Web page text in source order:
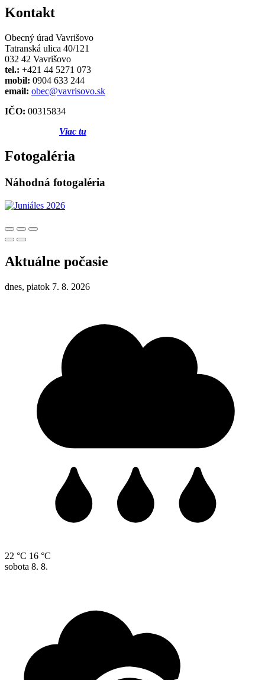
Kontakt
Obecný úrad Vavrišovo
Tatranská ulica 40/121
032 42 Vavrišovo
tel.: +421 44 5271 073
mobil: 0904 633 244
email: obec@vavrisovo.sk
IČO: 00315834
Viac tu
Fotogaléria
Náhodná fotogaléria
Aktuálne počasie
dnes, piatok 7. 8. 2026
22 °C 16 °C
sobota 8. 8.